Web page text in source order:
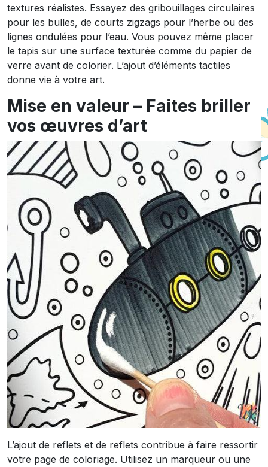
textures réalistes. Essayez des gribouillages circulaires
pour les bulles, de courts zigzags pour l’herbe ou des
lignes ondulées pour l’eau. Vous pouvez même placer
le tapis sur une surface texturée comme du papier de
verre avant de colorier. L’ajout d’éléments tactiles
donne vie à votre art.
Mise en valeur – Faites briller
vos œuvres d’art
L’ajout de reflets et de reflets contribue à faire ressortir
votre page de coloriage. Utilisez un marqueur ou une